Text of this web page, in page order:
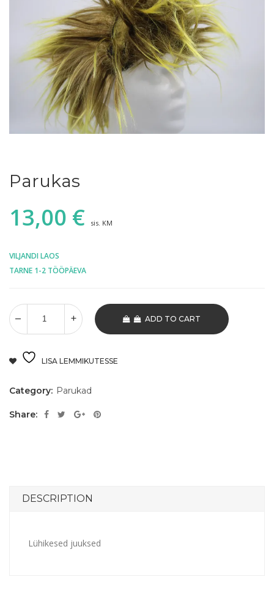
Parukas
13,00 € sis. KM
VILJANDI LAOS
TARNE 1-2 TÖÖPÄEVA
ADD TO CART
LISA LEMMIKUTESSE
Category: Parukad
Share:
DESCRIPTION
Lühikesed juuksed